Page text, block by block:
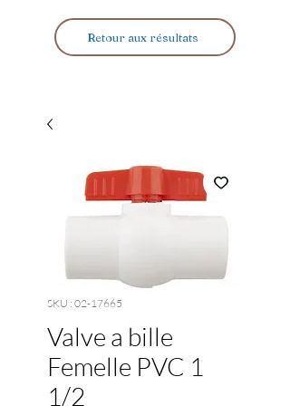
Retour aux résultats
SKU : 02-17665
Valve a bille
Femelle PVC 1
1/2